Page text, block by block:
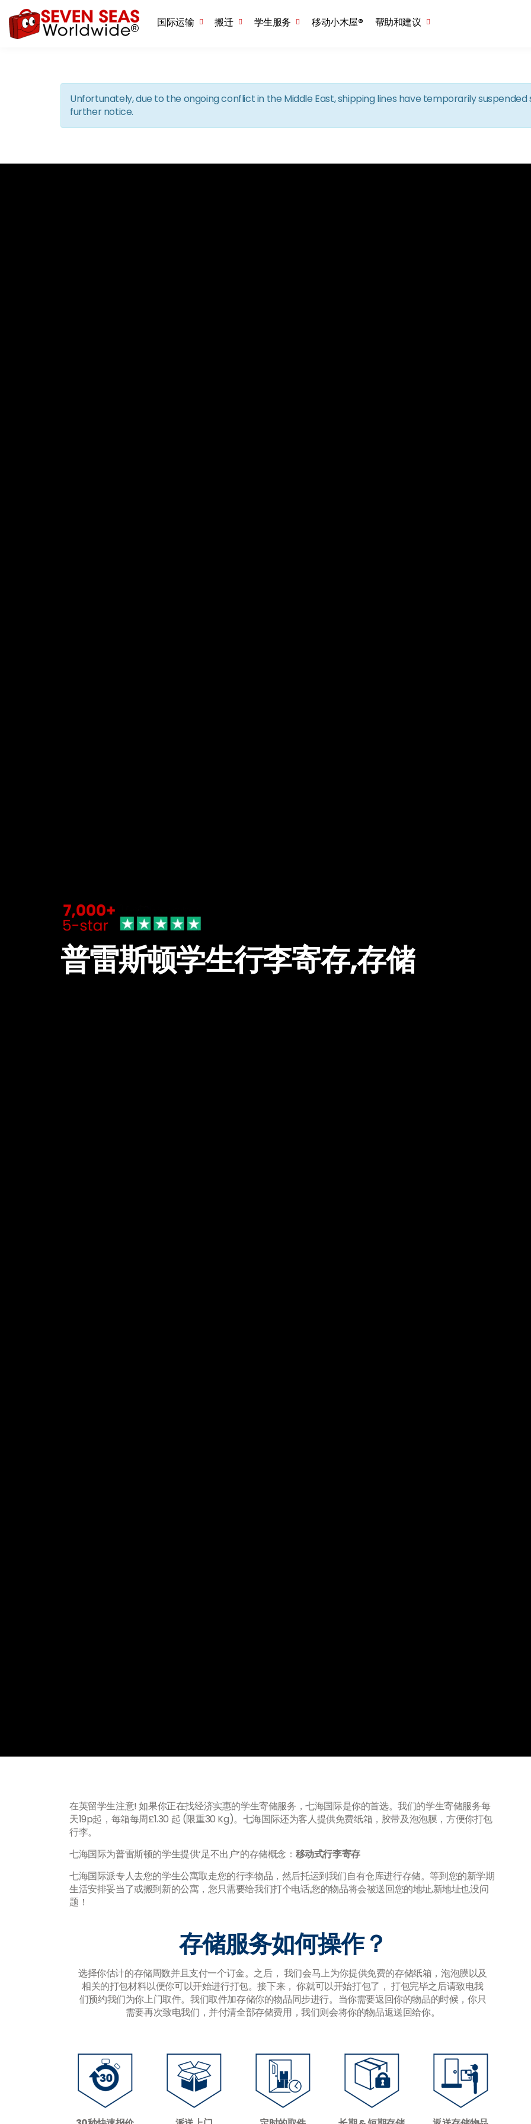
国际运输 搬迁 学生服务 移动小木屋® 帮助和建议
Unfortunately, due to the ongoing conflict in the Middle East, shipping lines have temporarily
further notice.
普雷斯顿学生行李寄存,存储
在英留学生注意! 如果你正在找经济实惠的学生寄储服务，七海国际是你的首选。我们的学生寄储服务每
天19p起，每箱每周£1.30 起 (限重30 Kg)。七海国际还为客人提供免费纸箱，胶带及泡泡膜，方便你打包
行李。
七海国际为普雷斯顿的学生提供‘足不出户‘的存储概念： 移动式行李寄存
七海国际派专人去您的学生公寓取走您的行李物品，然后托运到我们自有仓库进行存储。等到您的新学期
生活安排妥当了或搬到新的公寓，您只需要给我们打个电话,您的物品将会被送回您的地址,新地址也没问
题！
存储服务如何操作？
选择你估计的存储周数并且支付一个订金。之后， 我们会马上为你提供免费的存储纸箱，泡泡膜以及
相关的打包材料以便你可以开始进行打包。接下来， 你就可以开始打包了， 打包完毕之后请致电我
们预约我们为你上门取件。我们取件加存储你的物品同步进行。当你需要返回你的物品的时候，你只
需要再次致电我们，并付清全部存储费用，我们则会将你的物品返送回给你。